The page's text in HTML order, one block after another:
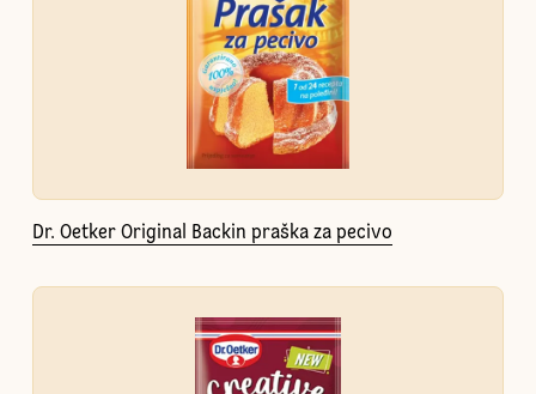
Dr. Oetker Original Backin praška za pecivo